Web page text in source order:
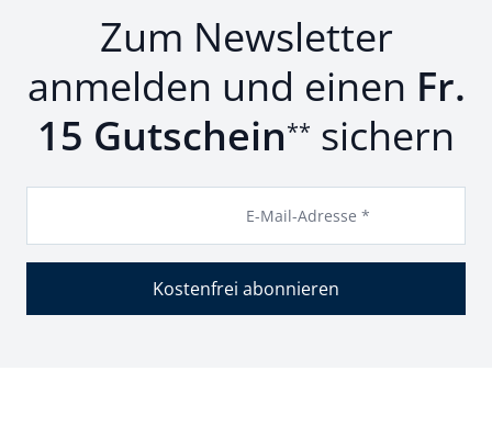
Zum Newsletter
anmelden und einen Fr.
15 Gutschein** sichern
E-Mail-Adresse *
Kostenfrei abonnieren